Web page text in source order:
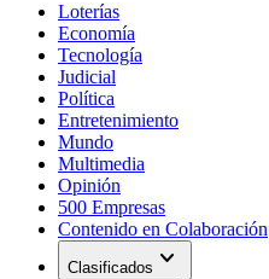
Loterías
Economía
Tecnología
Judicial
Política
Entretenimiento
Mundo
Multimedia
Opinión
500 Empresas
Contenido en Colaboración
Clasificados expand_more